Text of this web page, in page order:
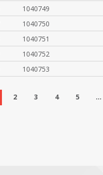
1040749
1040750
1040751
1040752
1040753
2 3 4 5 ...